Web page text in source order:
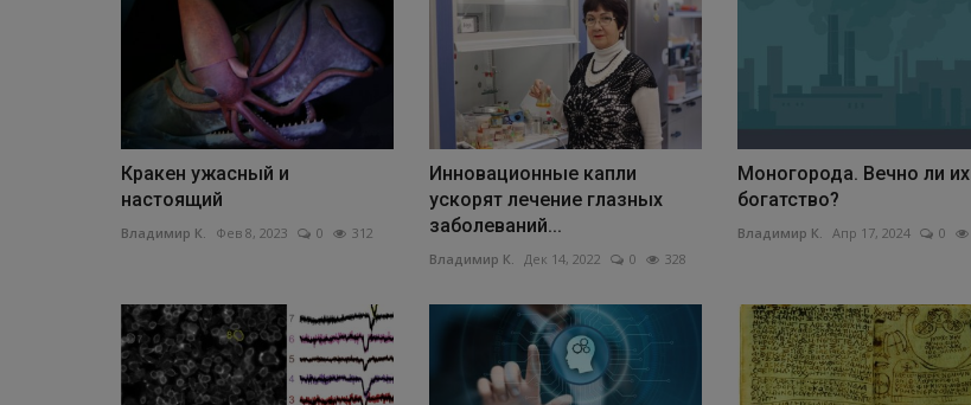
Кракен ужасный и
настоящий
Владимир К. Фев 8, 2023 0 312
Инновационные капли
ускорят лечение глазных
заболеваний...
Владимир К. Дек 14, 2022 0 328
Моногорода. Вечно ли их
богатство?
Владимир К. Апр 17, 2024 0